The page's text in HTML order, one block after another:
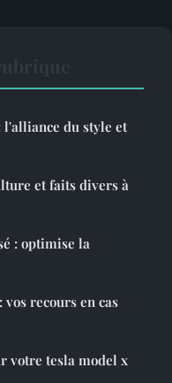
l'alliance du style et
et faits divers à
: optimise la
recours en cas
votre tesla model x